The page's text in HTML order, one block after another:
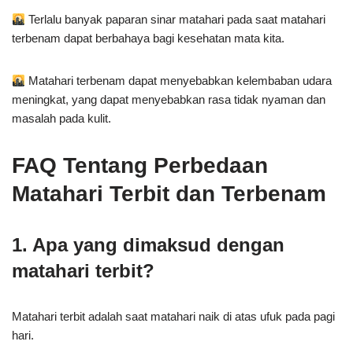
Terlalu banyak paparan sinar matahari pada saat matahari
terbenam dapat berbahaya bagi kesehatan mata kita.
Matahari terbenam dapat menyebabkan kelembaban udara
meningkat, yang dapat menyebabkan rasa tidak nyaman dan
masalah pada kulit.
FAQ Tentang Perbedaan
Matahari Terbit dan Terbenam
1. Apa yang dimaksud dengan
matahari terbit?
Matahari terbit adalah saat matahari naik di atas ufuk pada pagi
hari.